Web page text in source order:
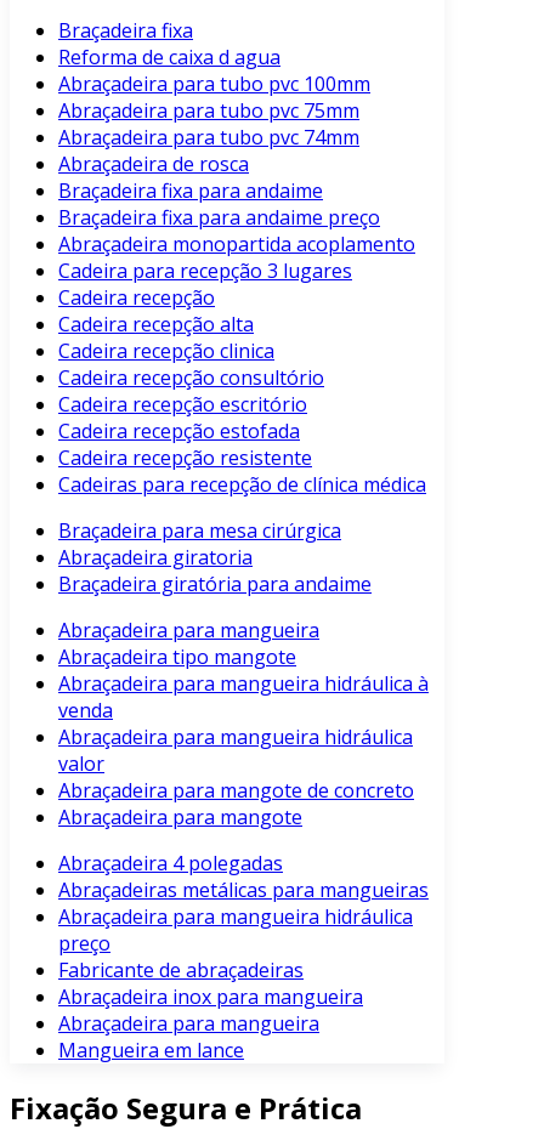
Braçadeira fixa
Reforma de caixa d agua
Abraçadeira para tubo pvc 100mm
Abraçadeira para tubo pvc 75mm
Abraçadeira para tubo pvc 74mm
Abraçadeira de rosca
Braçadeira fixa para andaime
Braçadeira fixa para andaime preço
Abraçadeira monopartida acoplamento
Cadeira para recepção 3 lugares
Cadeira recepção
Cadeira recepção alta
Cadeira recepção clinica
Cadeira recepção consultório
Cadeira recepção escritório
Cadeira recepção estofada
Cadeira recepção resistente
Cadeiras para recepção de clínica médica
Braçadeira para mesa cirúrgica
Abraçadeira giratoria
Braçadeira giratória para andaime
Abraçadeira para mangueira
Abraçadeira tipo mangote
Abraçadeira para mangueira hidráulica à
venda
Abraçadeira para mangueira hidráulica
valor
Abraçadeira para mangote de concreto
Abraçadeira para mangote
Abraçadeira 4 polegadas
Abraçadeiras metálicas para mangueiras
Abraçadeira para mangueira hidráulica
preço
Fabricante de abraçadeiras
Abraçadeira inox para mangueira
Abraçadeira para mangueira
Mangueira em lance
Fixação Segura e Prática